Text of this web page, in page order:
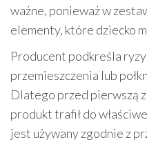
ważne, ponieważ w
elementy, które dziecko
Producent podkreśla
przemieszczenia lub
Dlatego przed pierwszą
produkt trafił do
jest używany zgodnie z